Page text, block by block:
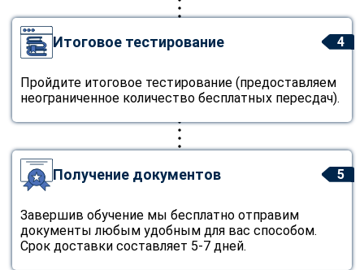
4
Итоговое тестирование
Пройдите итоговое тестирование (предоставляем
неограниченное количество бесплатных пересдач).
5
Получение документов
Завершив обучение мы бесплатно отправим
документы любым удобным для вас способом.
Срок доставки составляет 5-7 дней.